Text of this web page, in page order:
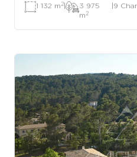
1 132 m 2|
3 975
m 2
|9